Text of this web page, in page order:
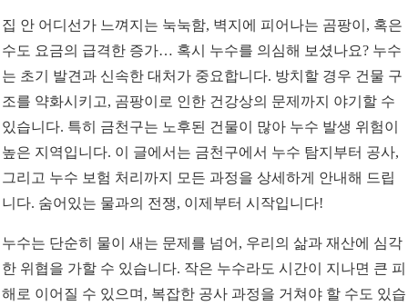
집 안 어디선가 느껴지는 눅눅함, 벽지에 피어나는 곰팡이, 혹은
수도 요금의 급격한 증가… 혹시 누수를 의심해 보셨나요? 누수
는 초기 발견과 신속한 대처가 중요합니다. 방치할 경우 건물 구
조를 약화시키고, 곰팡이로 인한 건강상의 문제까지 야기할 수
있습니다. 특히 금천구는 노후된 건물이 많아 누수 발생 위험이
높은 지역입니다. 이 글에서는 금천구에서 누수 탐지부터 공사,
그리고 누수 보험 처리까지 모든 과정을 상세하게 안내해 드립
니다. 숨어있는 물과의 전쟁, 이제부터 시작입니다!
누수는 단순히 물이 새는 문제를 넘어, 우리의 삶과 재산에 심각
한 위협을 가할 수 있습니다. 작은 누수라도 시간이 지나면 큰 피
해로 이어질 수 있으며, 복잡한 공사 과정을 거쳐야 할 수도 있습